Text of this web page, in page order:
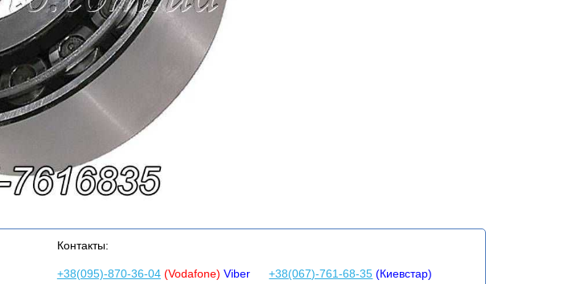
Контакты:
+38(095)-870-36-04(Vodafone) Viber +38(067)-761-68-35 (Киевстар)